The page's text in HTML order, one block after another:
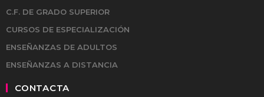
C.F. DE GRADO SUPERIOR
CURSOS DE ESPECIALIZACIÓN
ENSEÑANZAS DE ADULTOS
ENSEÑANZAS A DISTANCIA
CONTACTA